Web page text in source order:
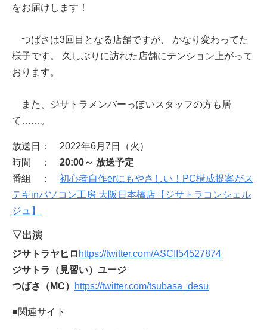
をお届けします！
つばさは3回目となる店舗ですが、 かなり変わってた
様子です。 久しぶりに訪れた店舗にテンション上がって
おります。
また、ジサトラメンバーっぽいスタッフの方も居
て……。
放送日： 2022年6月7日（火）
時間 ： 20:00～ 放送予定
番組 ： 初心者自作erにもやさしい！PC構成提案がス
テキinパソコン工房 大阪日本橋店【ジサトラコンシェル
ジュ】
▽出演
ジサトラヤヒロ https://twitter.com/ASCII54527874
ジサトラ（見習い）ユージ
つばさ（MC）
https://twitter.com/tsubasa_desu
■関連サイト